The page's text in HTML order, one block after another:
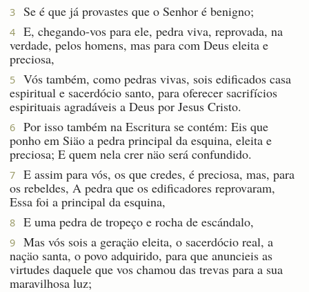
3 Se é que já provastes que o Senhor é benigno;
4
E, chegando-vos para ele, pedra viva, reprovada, na
verdade, pelos homens, mas para com Deus eleita e
preciosa,
5
Vós também, como pedras vivas, sois edificados casa
espiritual e sacerdócio santo, para oferecer sacrifícios
espirituais agradáveis a Deus por Jesus Cristo.
6
Por isso também na Escritura se contém: Eis que
ponho em Siäo a pedra principal da esquina, eleita e
preciosa; E quem nela crer näo será confundido.
7
E assim para vós, os que credes, é preciosa, mas, para
os rebeldes, A pedra que os edificadores reprovaram,
Essa foi a principal da esquina,
8 E uma pedra de tropeço e rocha de escándalo,
9
Mas vós sois a geraçäo eleita, o sacerdócio real, a
naçäo santa, o povo adquirido, para que anuncieis as
virtudes daquele que vos chamou das trevas para a sua
maravilhosa luz;